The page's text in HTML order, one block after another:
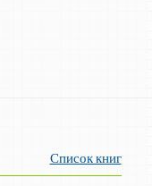
Список книг